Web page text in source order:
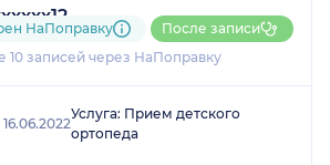
и3 оценки
10 записей через НаПоправку
НаПоправку После записи
16.06.2022
Услуга: Прием детского
ортопеда